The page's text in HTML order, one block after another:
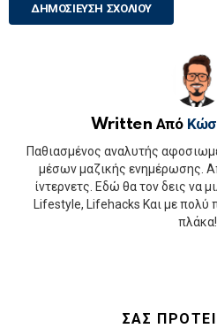
Written Από
Παθιασμένος αναλυτής
μέσων μαζικής ενημέρωσης.
ίντερνετς. Εδώ θα τον δεις να
Lifestyle, Lifehacks Και με πολύ
πλάκα!
ΣΑΣ